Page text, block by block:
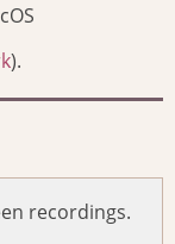
).
recordings.